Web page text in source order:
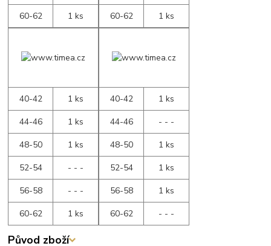
60-62
1 ks
60-62
1 ks
40-42
1 ks
44-46
1 ks
48-50
1 ks
52-54
- - -
56-58
- - -
60-62
1 ks
40-42
1 ks
44-46
- - -
48-50
1 ks
52-54
1 ks
56-58
1 ks
60-62
- - -
Původ zboží